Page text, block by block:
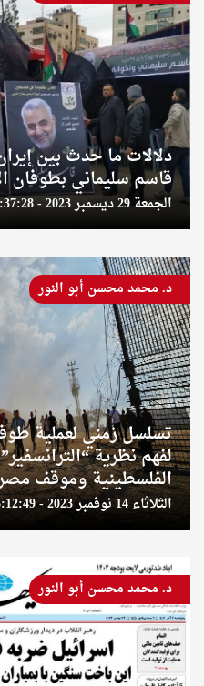
دلالات ما حدث بين
قاسم سليماني بطوفان
الجمعة 29 ديسمبر 2023 - 22:37:28
تسلسل زمني لعملية
لفهم نظرية
الفلسطينية وموقف مصر
الثلاثاء 14 نوفمبر 2023 - 13:12:49
د. محمد محسن أبو النور
د. محمد محسن أبو النور